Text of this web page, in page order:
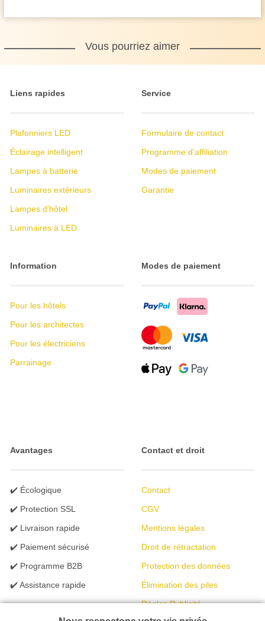
Vous pourriez aimer
Liens rapides
Plafonniers LED
Éclairage intelligent
Lampes à batterie
Luminaires extérieurs
Lampes d'hôtel
Luminaires à LED
Service
Formulaire de contact
Programme d'affiliation
Modes de paiement
Garantie
Information
Pour les hôtels
Pour les architectes
Pour les électriciens
Parrainage
Modes de paiement
Avantages
✔️ Écologique
✔️ Protection SSL
✔️ Livraison rapide
✔️ Paiement sécurisé
✔️ Programme B2B
✔️ Assistance rapide
Contact et droit
Contact
CGV
Mentions légales
Droit de rétractation
Protection des données
Élimination des piles
Règles Publicité